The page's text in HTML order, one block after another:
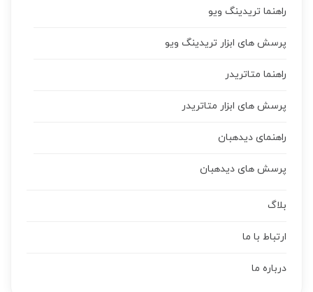
راهنما تریدینگ ویو
پرسش های ابزار تریدینگ ویو
راهنما متاتریدر
پرسش های ابزار متاتریدر
راهنمای دیدهبان
پرسش های دیدهبان
بلاگ
ارتباط با ما
درباره ما